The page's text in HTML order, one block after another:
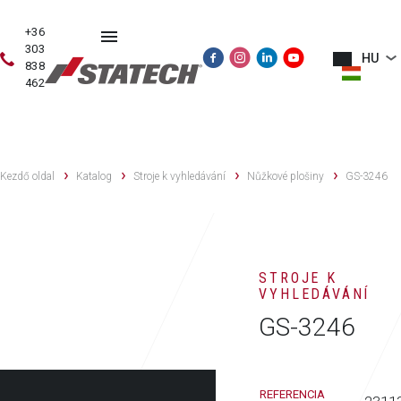
+36
303
838
462
HU
Kezdő oldal Katalog Stroje k vyhledávání Nůžkové plošiny GS-3246
STROJE K
VYHLEDÁVÁNÍ
GS-3246
REFERENCIA